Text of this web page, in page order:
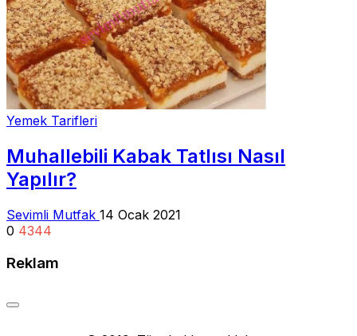
Yemek Tarifleri
Muhallebili Kabak Tatlısı Nasıl
Yapılır?
Sevimli Mutfak 14 Ocak 2021
0 4344
Reklam